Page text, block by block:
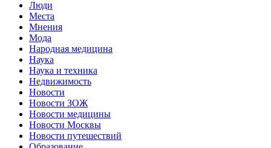
Люди
Места
Мнения
Мода
Народная медицина
Наука
Наука и техника
Недвижимость
Новости
Новости ЗОЖ
Новости медицины
Новости Москвы
Новости путешествий